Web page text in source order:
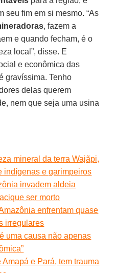
seu fim em si mesmo. “As
, fazem a
e quando fecham, é o
local”, disse. E
e econômica das
gravíssima. Tenho
delas querem
nem que seja uma usina
mineral da terra Wajãpi,
indígenas e garimpeiros
invadem aldeia
ser morto
enfrentam quase
irregulares
uma causa não apenas
e Pará, tem trauma